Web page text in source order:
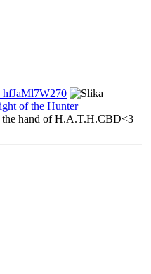
of the Hunter
hand of H.A.T.H.CBD<3